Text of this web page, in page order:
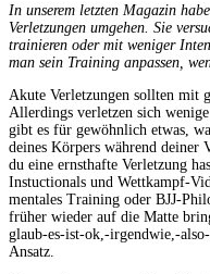
In unserem letzten Magazin
Verletzungen umgehen. Sie
trainieren oder mit weniger
man sein Training anpassen,
Akute Verletzungen sollten mit
Allerdings verletzen sich
gibt es für gewöhnlich etwas,
deines Körpers während deiner
du eine ernsthafte Verletzung
Instuctionals und Wettkampf-
mentales Training oder BJJ-
früher wieder auf die Matte
glaub-es-ist-ok,-irgendwie,-
Ansatz.